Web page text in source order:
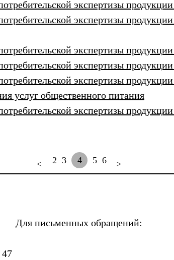
экспертизы
экспертизы
экспертизы
экспертизы
экспертизы
услуг общественного питания
экспертизы
< 2 3 4 5 6 >
Для письменных обращений:
47